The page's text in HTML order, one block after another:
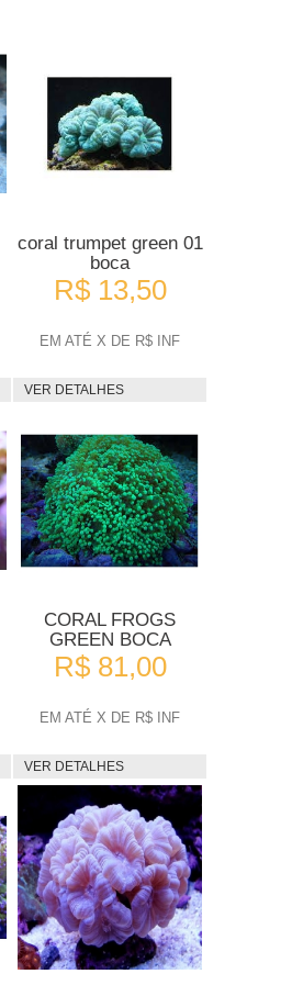
coral trumpet green 01
boca
R$ 13,50
EM ATÉ X DE R$ INF
VER DETALHES
CORAL FROGS
GREEN BOCA
R$ 81,00
EM ATÉ X DE R$ INF
VER DETALHES